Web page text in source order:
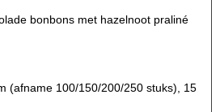
bonbons met hazelnoot praliné
(afname 100/150/200/250 stuks), 15